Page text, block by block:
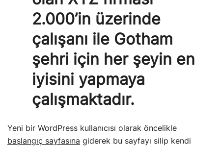
2.000’in üzerinde
çalışanı ile Gotham
şehri için her şeyin en
iyisini yapmaya
çalışmaktadır.
Yeni bir WordPress kullanıcısı olarak öncelikle
başlangıç sayfasına giderek bu sayfayı silip kendi